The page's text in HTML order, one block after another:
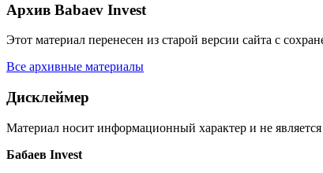
Архив Babaev Invest
Этот материал перенесен из старой версии сайта с
Все архивные материалы
Дисклеймер
Материал носит информационный характер и не
Бабаев Invest